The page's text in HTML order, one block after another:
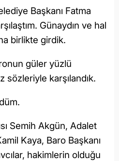
Başkanı Fatma
Günaydın ve hal
birlikte girdik.
güler yüzlü
karşılandık.
Semih Akgün, Adalet
Kaya, Baro Başkanı
hakimlerin olduğu